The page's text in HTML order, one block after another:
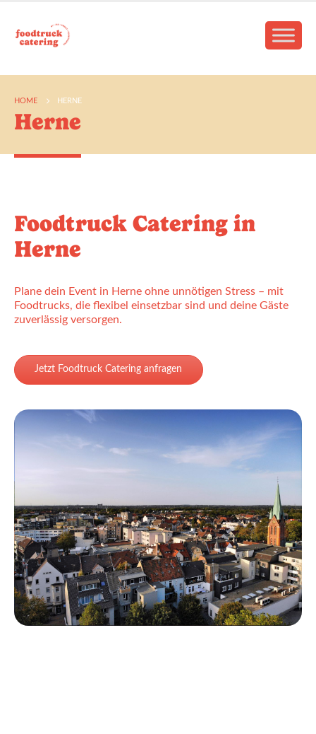
HOME HERNE
Herne
Foodtruck Catering in
Herne
Plane dein Event in Herne ohne unnötigen Stress – mit
Foodtrucks, die flexibel einsetzbar sind und deine Gäste
zuverlässig versorgen.
Jetzt Foodtruck Catering anfragen